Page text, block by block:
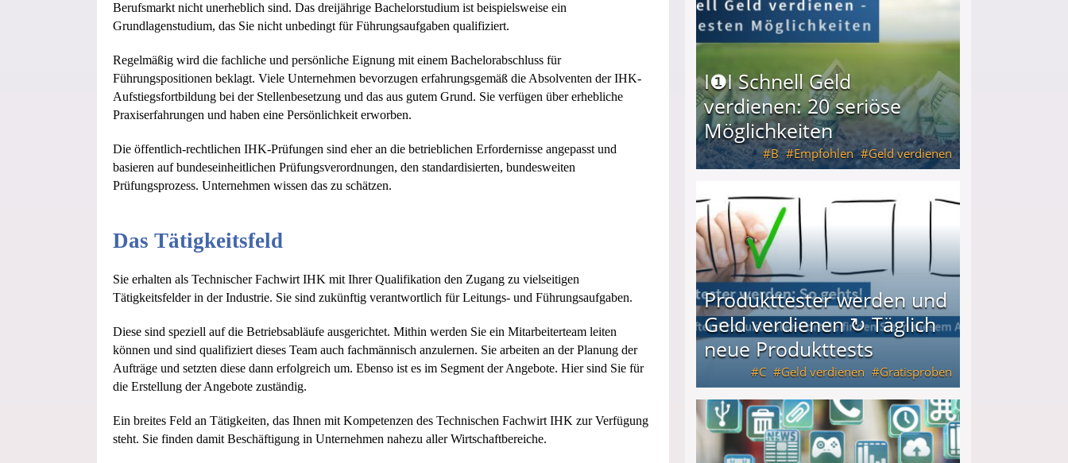
Berufsmarkt nicht unerheblich sind. Das dreijährige Bachelorstudium ist beispielsweise ein
Grundlagenstudium, das Sie nicht unbedingt für Führungsaufgaben qualifiziert.
Regelmäßig wird die fachliche und persönliche Eignung mit einem Bachelorabschluss für
Führungspositionen beklagt. Viele Unternehmen bevorzugen erfahrungsgemäß die Absolventen der IHK-
Aufstiegsfortbildung bei der Stellenbesetzung und das aus gutem Grund. Sie verfügen über erhebliche
Praxiserfahrungen und haben eine Persönlichkeit erworben.
Die öffentlich-rechtlichen IHK-Prüfungen sind eher an die betrieblichen Erfordernisse angepasst und
basieren auf bundeseinheitlichen Prüfungsverordnungen, den standardisierten, bundesweiten
Prüfungsprozess. Unternehmen wissen das zu schätzen.
Das Tätigkeitsfeld
Sie erhalten als Technischer Fachwirt IHK mit Ihrer Qualifikation den Zugang zu vielseitigen
Tätigkeitsfelder in der Industrie. Sie sind zukünftig verantwortlich für Leitungs- und Führungsaufgaben.
Diese sind speziell auf die Betriebsabläufe ausgerichtet. Mithin werden Sie ein Mitarbeiterteam leiten
können und sind qualifiziert dieses Team auch fachmännisch anzulernen. Sie arbeiten an der Planung der
Aufträge und setzten diese dann erfolgreich um. Ebenso ist es im Segment der Angebote. Hier sind Sie für
die Erstellung der Angebote zuständig.
Ein breites Feld an Tätigkeiten, das Ihnen mit Kompetenzen des Technischen Fachwirt IHK zur Verfügung
steht. Sie finden damit Beschäftigung in Unternehmen nahezu aller Wirtschaftbereiche.
I❶I Schnell Geld
verdienen: 20 seriöse
Möglichkeiten
B Empfohlen Geld verdienen
Produkttester werden und
Geld verdienen ↻ Täglich
neue Produkttests
C Geld verdienen Gratisproben
Produkttester werden und Geld verdienen ↻ Täglich neue Produkttests